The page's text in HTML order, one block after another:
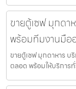
ขายตู้เซฟ มุกดา
พร้อมทีมงานมือ
ขายตู้เซฟ มุกดาหาร บ
ตลอด พร้อมให้บริการ